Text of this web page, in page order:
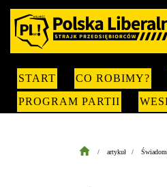
START CO ROBIMY?
PROGRAM PARTII
artykuł